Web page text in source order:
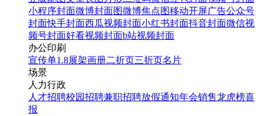
瑜伽普拉提开业周年庆店
庆促销海报
小程序封面微博封面图微博焦点图移动开屏广告公众号
封面快手封面西瓜视频封面小红书封面抖音封面微信视
频号封面好看视频封面b站视频封面
办公印刷
宣传单1.8展架画册二折页三折页名片
场景
人力行政
人才招聘校园招聘兼职招聘放假通知年会销售龙虎榜喜
报